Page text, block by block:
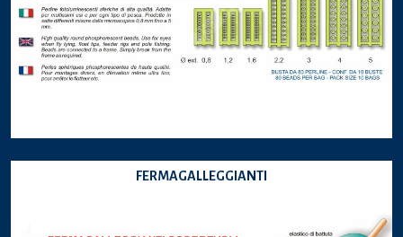
FERMAGALLEGGIANTI